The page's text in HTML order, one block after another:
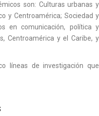
son: Culturas urbanas y
y Centroamérica; Sociedad y
en comunicación, política y
Centroamérica y el Caribe, y
líneas de investigación que